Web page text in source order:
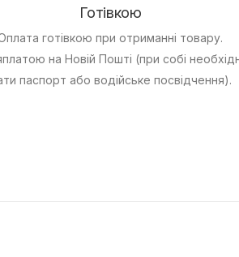
Готівкою
готівкою при отриманні товару.
на Новій Пошті (при собі
паспорт або водійське посвідчення).